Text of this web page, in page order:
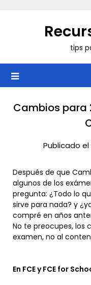
tips
Cambios para
Publicado
Después de que
algunos de los
pregunta: ¿Todo lo
sirve para nada? y
compré en años
No te preocupes,
examen, no al
En FCE y FCE for